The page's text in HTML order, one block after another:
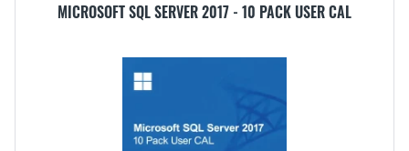
MICROSOFT SQL SERVER 2017 - 10 PACK USER CAL